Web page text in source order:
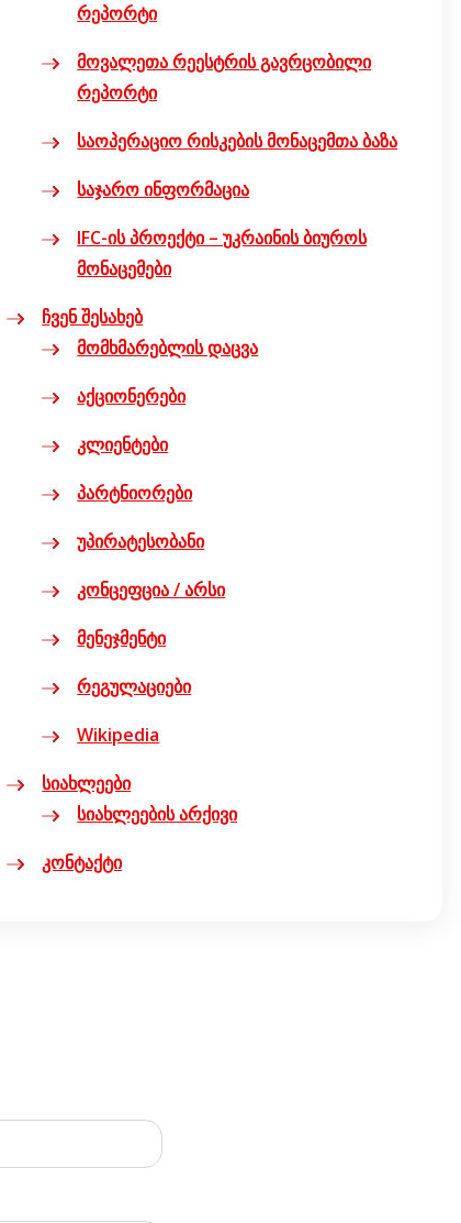
რეპორტი
მოვალეთა რეესტრის გავრცობილი
რეპორტი
საოპერაციო რისკების მონაცემთა ბაზა
საჯარო ინფორმაცია
IFC-ის პროექტი – უკრაინის ბიუროს
მონაცემები
ჩვენ შესახებ
მომხმარებლის დაცვა
აქციონერები
კლიენტები
პარტნიორები
უპირატესობანი
კონცეფცია / არსი
მენეჯმენტი
რეგულაციები
Wikipedia
სიახლეები
სიახლეების არქივი
კონტაქტი